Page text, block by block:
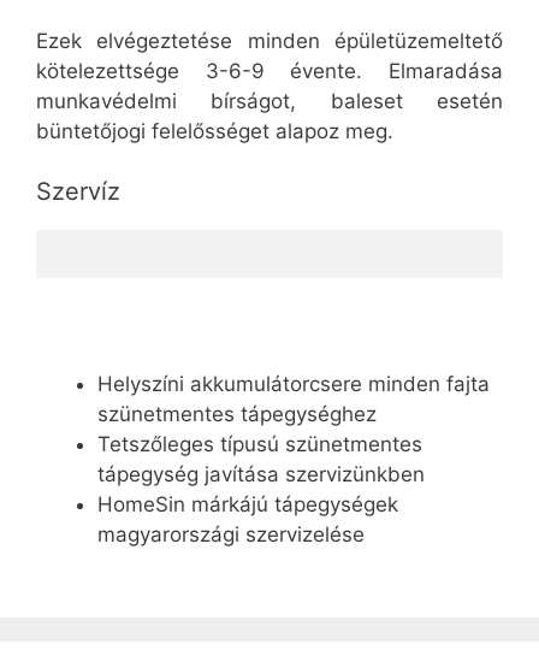
Ezek elvégeztetése minden épületüzemeltető
kötelezettsége 3-6-9 évente. Elmaradása
munkavédelmi bírságot, baleset esetén
büntetőjogi felelősséget alapoz meg.
Szervíz
Helyszíni akkumulátorcsere minden fajta
szünetmentes tápegységhez
Tetszőleges típusú szünetmentes
tápegység javítása szervizünkben
HomeSin márkájú tápegységek
magyarországi szervizelése